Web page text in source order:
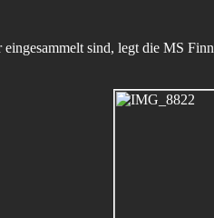
sind, legt die MS